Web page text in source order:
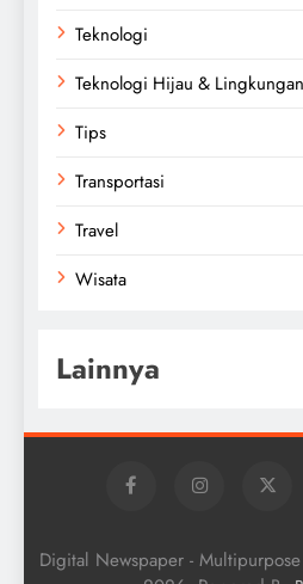
Teknologi
Teknologi Hijau & Lingkungan
Tips
Transportasi
Travel
Wisata
Lainnya
Digital Newspaper -